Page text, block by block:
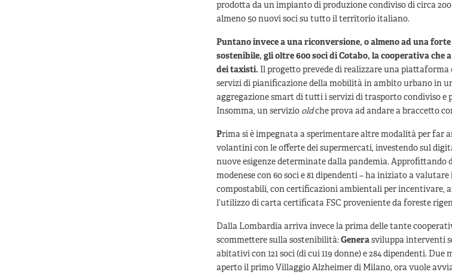
prodotta da un impianto di produzione condiviso di circa
almeno 50 nuovi soci su tutto il territorio italiano.
Puntano invece a una riconversione, o almeno ad una
sostenibile, gli oltre 600 soci diCotabo, la cooperativa che
dei taxisti. Il progetto prevede di realizzare una
servizi di pianificazione della mobilità in ambito urbano in
aggregazione smart di tutti i servizi di trasporto condiviso
Insomma, un servizio oldche prova ad andare a braccetto
Prima si è impegnata a sperimentare altre modalità per far
volantini con le offerte dei supermercati, investendo sul
nuove esigenze determinate dalla pandemia. Approfittando
modenese con 60 soci e 81 dipendenti – ha iniziato a
compostabili, con certificazioni ambientali per incentivare,
l’utilizzo di carta certificata FSC proveniente da foreste
Dalla Lombardia arriva invece la prima delle tante
scommettere sulla sostenibilità:Generasviluppa interventi
abitativi con 121 soci (di cui 119 donne) e 284 dipendenti.
aperto il primo Villaggio Alzheimer di Milano, ora vuole